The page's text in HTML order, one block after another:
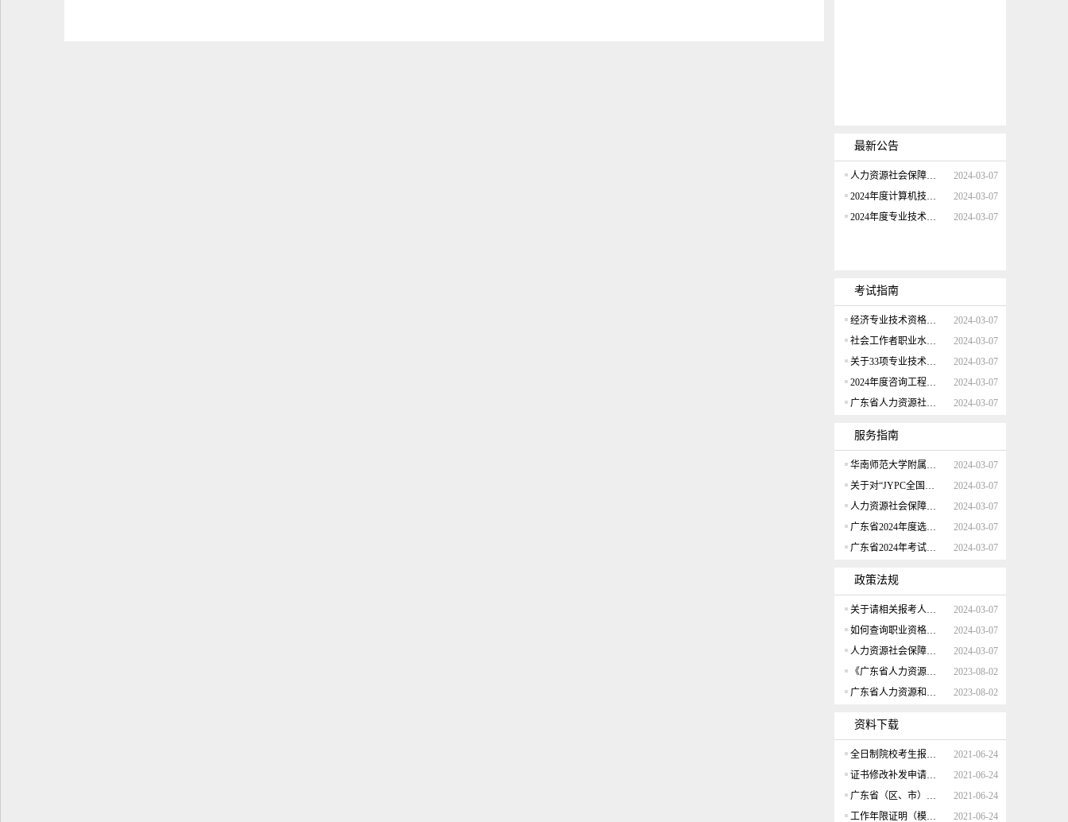
最新公告
2024-03-07
人力资源社会保障部办公厅关于2024年度专业技术人员职业资格考试工作计划及有关事项的通知
2024-03-07
2024年度计算机技术与软件专业技术资格（水平）考试工作计划
2024-03-07
2024年度专业技术人员职业资格考试重要提示
考试指南
2024-03-07
经济专业技术资格考试介绍
2024-03-07
社会工作者职业水平考试介绍
2024-03-07
关于33项专业技术人员职业资格考试实行相对固定合格标准有关事项的通告
2024-03-07
2024年度咨询工程师（投资）职业资格考试报考须知
2024-03-07
广东省人力资源社会保障系统2024年度资格考试工作
服务指南
2024-03-07
华南师范大学附属小学2024年公开招聘教师公告
2024-03-07
关于对“JYPC全国职业资格考试认证中心”颁发 “注册职业资格证书”问题的声明
2024-03-07
人力资源社会保障部办公厅关于印发《专业技术人员职业资格证书管理工作规程（试行）》的通知
2024-03-07
广东省2024年度选调优秀大学毕业生资格审核和面试等事项公告
2024-03-07
广东省2024年考试录用公务员公告
政策法规
2024-03-07
关于请相关报考人员提前做好学历学位认证申请的温馨提醒
2024-03-07
如何查询职业资格考试的报考条件？
2024-03-07
人力资源社会保障部办公厅关于印发《部本级全面推行证明事项告知承诺制实施方案》的通知
2023-08-02
《广东省人力资源和社会保障厅 广东省财政厅关于印发广东省职业技能培训补贴管理办法的通知》政策解读
2023-08-02
广东省人力资源和社会保障厅 广东省财政厅关于印发广东省职业技能培训补贴管理办法的通知
资料下载
2021-06-24
全日制院校考生报考证明
2021-06-24
证书修改补发申请表（个人）
2021-06-24
广东省（区、市）职业技能等级认定试点机构汇总表（空白）
2021-06-24
工作年限证明（模板）